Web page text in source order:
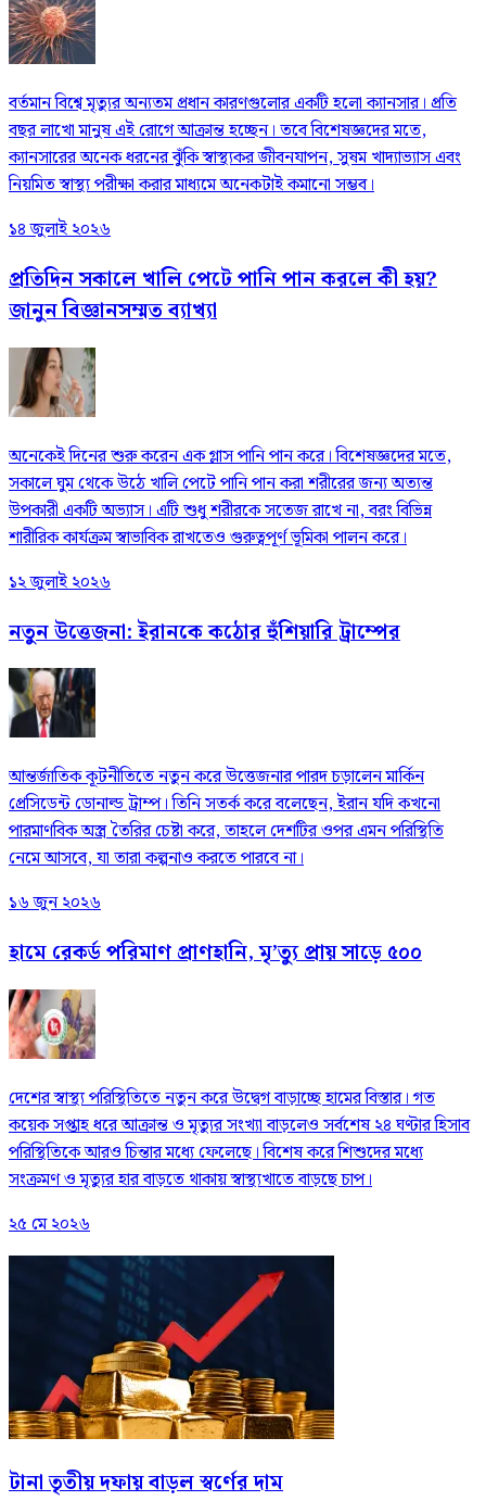
বর্তমান বিশ্বে মৃত্যুর অন্যতম প্রধান কারণগুলোর একটি হলো ক্যানসার। প্রতি
বছর লাখো মানুষ এই রোগে আক্রান্ত হচ্ছেন। তবে বিশেষজ্ঞদের মতে,
ক্যানসারের অনেক ধরনের ঝুঁকি স্বাস্থ্যকর জীবনযাপন, সুষম খাদ্যাভ্যাস এবং
নিয়মিত স্বাস্থ্য পরীক্ষা করার মাধ্যমে অনেকটাই কমানো সম্ভব।
১৪ জুলাই ২০২৬
প্রতিদিন সকালে খালি পেটে পানি পান করলে কী হয়?
জানুন বিজ্ঞানসম্মত ব্যাখ্যা
অনেকেই দিনের শুরু করেন এক গ্লাস পানি পান করে। বিশেষজ্ঞদের মতে,
সকালে ঘুম থেকে উঠে খালি পেটে পানি পান করা শরীরের জন্য অত্যন্ত
উপকারী একটি অভ্যাস। এটি শুধু শরীরকে সতেজ রাখে না, বরং বিভিন্ন
শারীরিক কার্যক্রম স্বাভাবিক রাখতেও গুরুত্বপূর্ণ ভূমিকা পালন করে।
১২ জুলাই ২০২৬
নতুন উত্তেজনা: ইরানকে কঠোর হুঁশিয়ারি ট্রাম্পের
আন্তর্জাতিক কূটনীতিতে নতুন করে উত্তেজনার পারদ চড়ালেন মার্কিন
প্রেসিডেন্ট ডোনাল্ড ট্রাম্প। তিনি সতর্ক করে বলেছেন, ইরান যদি কখনো
পারমাণবিক অস্ত্র তৈরির চেষ্টা করে, তাহলে দেশটির ওপর এমন পরিস্থিতি
নেমে আসবে, যা তারা কল্পনাও করতে পারবে না।
১৬ জুন ২০২৬
হামে রেকর্ড পরিমাণ প্রাণহানি, মৃ’ত্যু প্রায় সাড়ে ৫০০
দেশের স্বাস্থ্য পরিস্থিতিতে নতুন করে উদ্বেগ বাড়াচ্ছে হামের বিস্তার। গত
কয়েক সপ্তাহ ধরে আক্রান্ত ও মৃত্যুর সংখ্যা বাড়লেও সর্বশেষ ২৪ ঘণ্টার হিসাব
পরিস্থিতিকে আরও চিন্তার মধ্যে ফেলেছে। বিশেষ করে শিশুদের মধ্যে
সংক্রমণ ও মৃত্যুর হার বাড়তে থাকায় স্বাস্থ্যখাতে বাড়ছে চাপ।
২৫ মে ২০২৬
টানা তৃতীয় দফায় বাড়ল স্বর্ণের দাম